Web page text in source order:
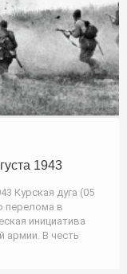
1943
Курская дуга (05
перелома в
инициатива
армии. В честь